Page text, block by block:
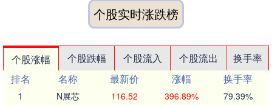
个股实时涨跌榜
个股涨幅 个股跌幅 个股流入 个股流出
换手率
排名
名称 最新价 涨幅
换手率
1
N展芯 116.52 396.89% 79.39%